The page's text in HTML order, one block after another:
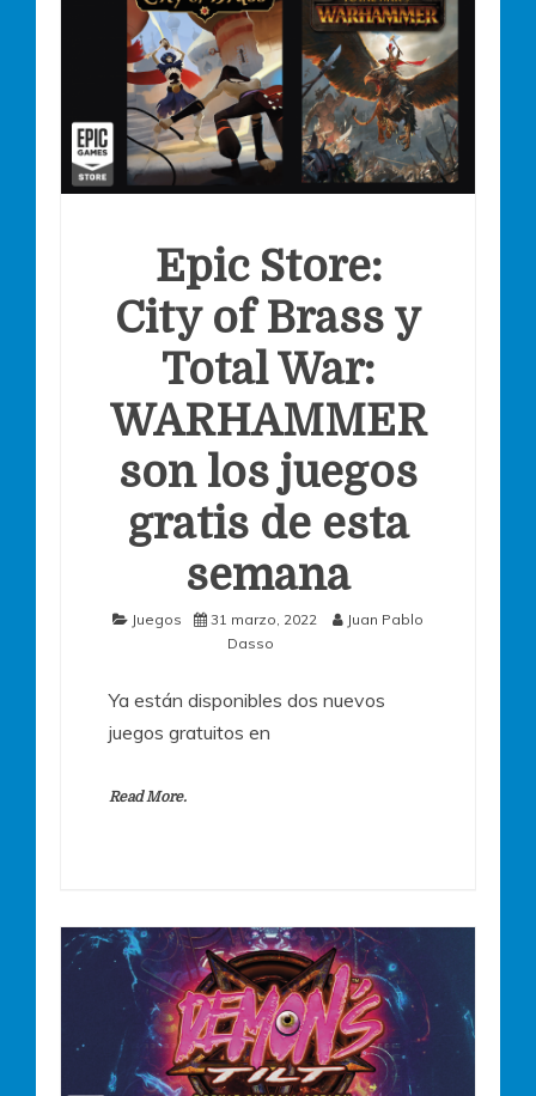
Epic Store:
City of Brass y
Total War:
WARHAMMER
son los juegos
gratis de esta
semana
Juegos 31 marzo, 2022
Juan Pablo
Dasso
Ya están disponibles dos nuevos
juegos gratuitos en
Read More.